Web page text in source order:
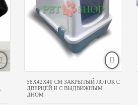
58X42X40 CM ЗАКРЫТЫЙ ЛОТОК С
ДВЕРЦЕЙ И С ВЫДВИЖНЫМ
ДНОМ